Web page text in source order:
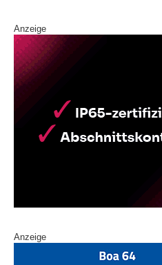
Anzeige
Anzeige